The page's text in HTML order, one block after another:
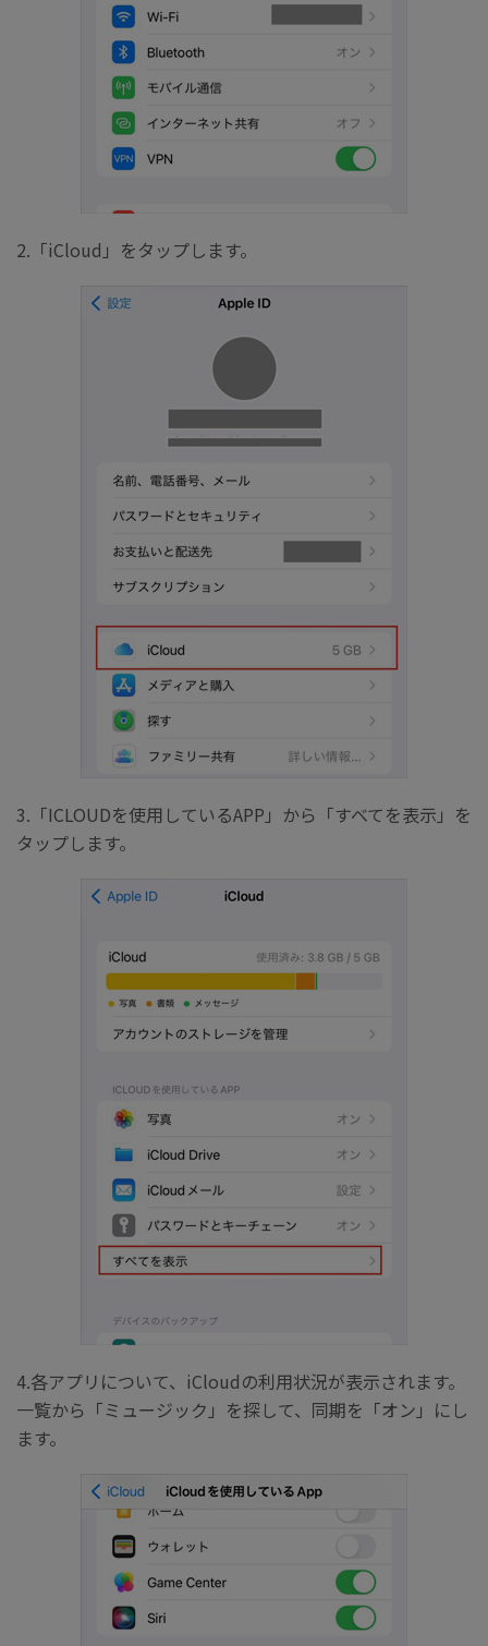
2.「iCloud」をタップします。
3.「ICLOUDを使用しているAPP」から「すべてを表示」を
タップします。
4.各アプリについて、iCloudの利用状況が表示されます。
一覧から「ミュージック」を探して、同期を「オン」にし
ます。